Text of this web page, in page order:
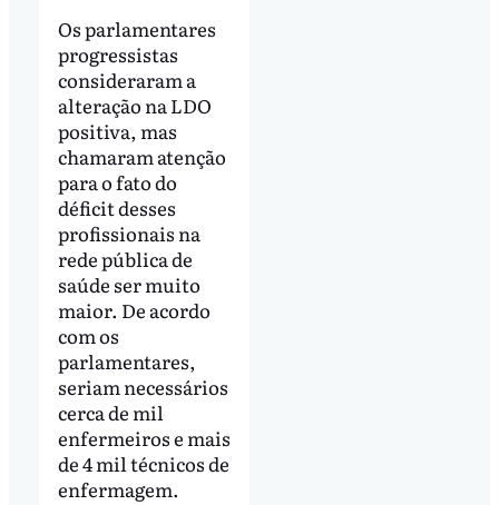
Os parlamentares
progressistas
consideraram a
alteração na LDO
positiva, mas
chamaram atenção
para o fato do
déficit desses
profissionais na
rede pública de
saúde ser muito
maior. De acordo
com os
parlamentares,
seriam necessários
cerca de mil
enfermeiros e mais
de 4 mil técnicos de
enfermagem.